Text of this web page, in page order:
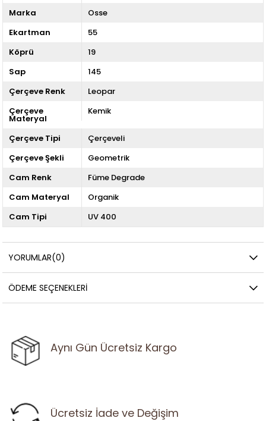
Marka
Osse
Ekartman
55
Köprü
19
Sap
145
Çerçeve Renk
Leopar
Çerçeve
Materyal
Kemik
Çerçeve Tipi
Çerçeveli
Çerçeve Şekli
Geometrik
Cam Renk
Füme Degrade
Cam Materyal
Organik
Cam Tipi
UV 400
YORUMLAR(0)
ÖDEME SEÇENEKLERI
Aynı Gün Ücretsiz Kargo
Ücretsiz İade ve Değişim